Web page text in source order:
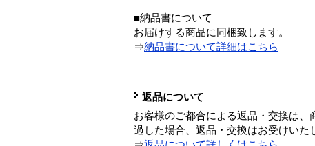
■納品書について
お届けする商品に同梱致します。
⇒納品書について詳細はこちら
返品について
お客様のご都合による返品・交換は
過した場合、返品・交換はお受けいた